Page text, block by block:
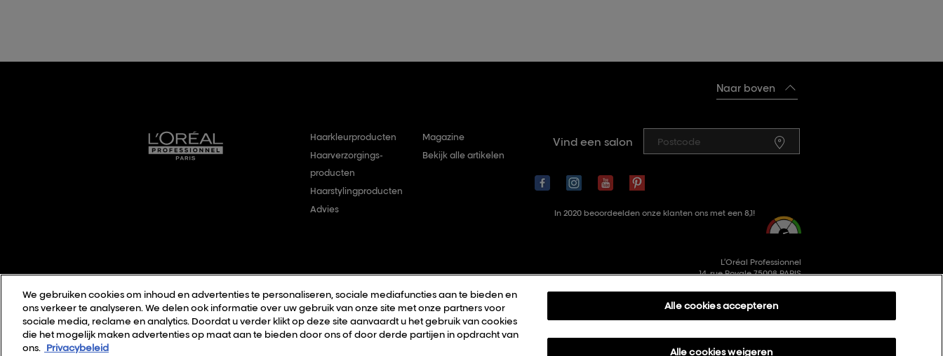
Haarkleurproducten
Haarverzorgings-
producten
Haarstylingproducten
Advies
Magazine
Bekijk alle artikelen
Vind een salon
In 2020 beoordeelden onze klanten ons met een 8,1!
L’Oréal Professionnel
14, rue Royale 75008 PARIS
Naar boven
We gebruiken cookies om inhoud en advertenties te personaliseren, sociale mediafuncties aan te bieden en
ons verkeer te analyseren. We delen ook informatie over uw gebruik van onze site met onze partners voor
sociale media, reclame en analytics. Doordat u verder klikt op deze site aanvaardt u het gebruik van cookies
die het mogelijk maken advertenties op maat aan te bieden door ons of door derde partijen in opdracht van
ons.
Privacybeleid Alle cookies weigeren
Alle cookies accepteren